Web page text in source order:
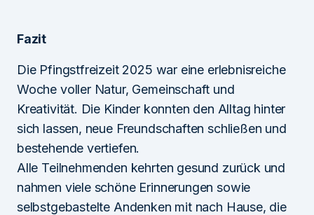
Fazit
Die Pfingstfreizeit 2025 war eine erlebnisreiche
Woche voller Natur, Gemeinschaft und
Kreativität. Die Kinder konnten den Alltag hinter
sich lassen, neue Freundschaften schließen und
bestehende vertiefen.
Alle Teilnehmenden kehrten gesund zurück und
nahmen viele schöne Erinnerungen sowie
selbstgebastelte Andenken mit nach Hause, die